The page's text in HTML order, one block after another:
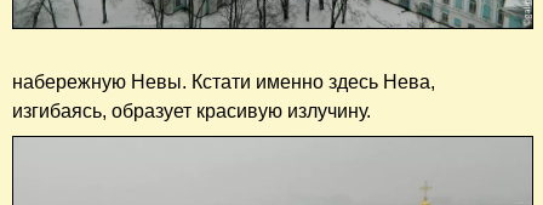
набережную Невы. Кстати именно здесь Нева,
изгибаясь, образует красивую излучину.